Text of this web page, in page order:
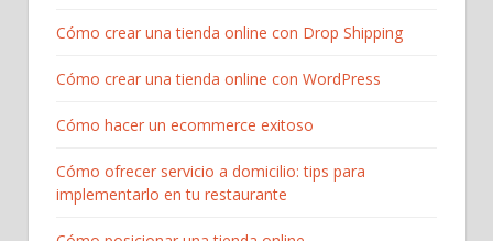
Cómo crear una tienda online con Drop Shipping
Cómo crear una tienda online con WordPress
Cómo hacer un ecommerce exitoso
Cómo ofrecer servicio a domicilio: tips para
implementarlo en tu restaurante